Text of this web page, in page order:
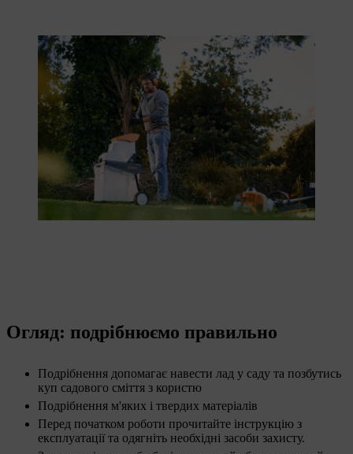
Огляд: подрібнюємо правильно
Подрібнення допомагає навести лад у саду та позбутись
куп садового сміття з користю
Подрібнення м'яких і твердих матеріалів
Перед початком роботи прочитайте інструкцію з
експлуатації та одягніть необхідні засоби захисту.